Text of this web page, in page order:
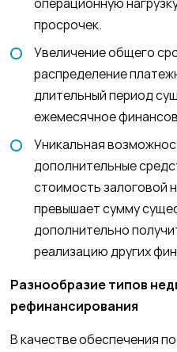
операционную
просрочек.
Увеличение общего
распределение
длительный период
ежемесячное
Уникальная
дополнительные
стоимость залоговой
превышает сумму
дополнительно
реализацию других
Разнообразие типов
рефинансирования
В качестве обеспечения